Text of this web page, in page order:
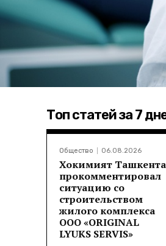
Топ статей за 7
Общество 06.08.2026
Хокимият Ташкента
прокомментировал
ситуацию со
строительством
жилого комплекса
ООО «ORIGINAL
LYUKS SERVIS»